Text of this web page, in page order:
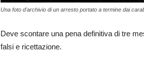
Una foto d'archivio di un arresto portato a termine dai
Deve scontare una pena definitiva di tre
falsi e ricettazione.